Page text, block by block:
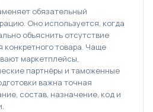
обязательный
Оно используется, когда
объяснить отсутствие
конкретного товара. Чаще
маркетплейсы,
партнёры и таможенные
важна точная
состав, назначение, код и